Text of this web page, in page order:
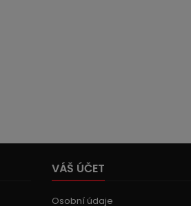
VÁŠ ÚČET
Osobní údaje